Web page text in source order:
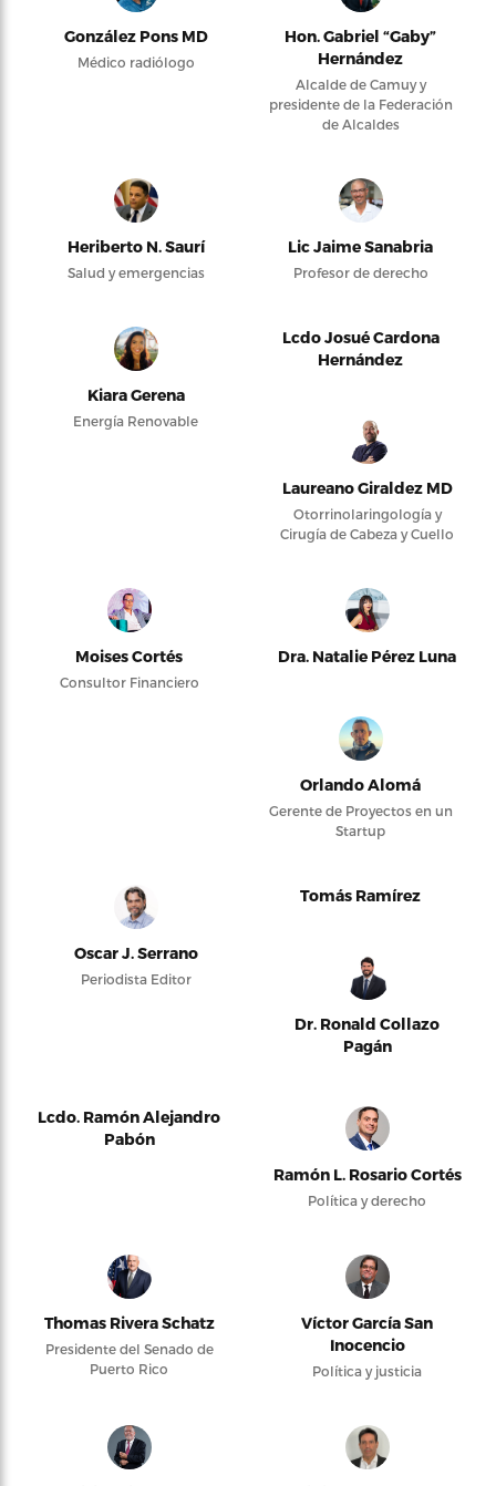
González Pons MD
Médico radiólogo
Hon. Gabriel “Gaby”
Hernández
Alcalde de Camuy y
presidente de la Federación
de Alcaldes
Heriberto N. Saurí
Salud y emergencias
Lic Jaime Sanabria
Profesor de derecho
Kiara Gerena
Energía Renovable
Lcdo Josué Cardona
Hernández
Laureano Giraldez MD
Otorrinolaringología y
Cirugía de Cabeza y Cuello
Moises Cortés
Consultor Financiero
Dra. Natalie Pérez Luna
Orlando Alomá
Gerente de Proyectos en un
Startup
Oscar J. Serrano
Periodista Editor
Tomás Ramírez
Dr. Ronald Collazo
Pagán
Lcdo. Ramón Alejandro
Pabón
Ramón L. Rosario Cortés
Política y derecho
Thomas Rivera Schatz
Presidente del Senado de
Puerto Rico
Víctor García San
Inocencio
Política y justicia